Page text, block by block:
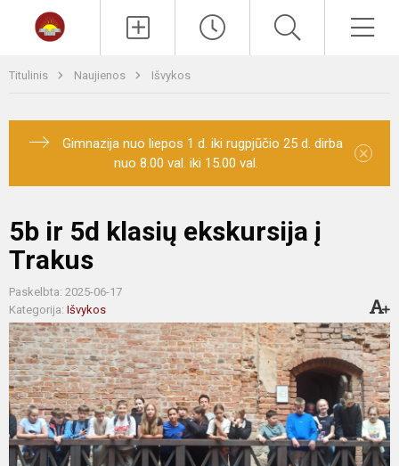
Titulinis Naujienos Išvykos
Gimnazija nuo liepos 1 d. iki rugpjūčio 25 d. dirba
nuo 8.00 val. iki 15.00 val.
×
5b ir 5d klasių ekskursija į
Trakus
Paskelbta: 2025-06-17
Kategorija: Išvykos